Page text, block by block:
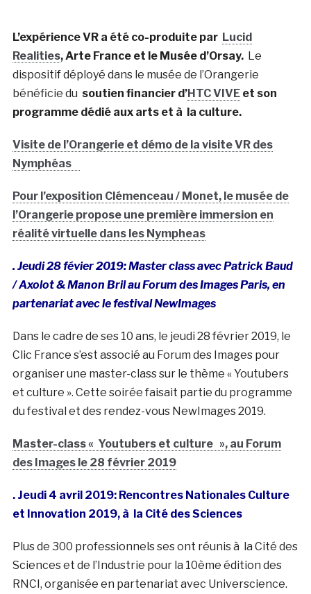
L’expérience VR a été co-produite par Lucid
Realities, Arte France et le Musée d’Orsay.Le
dispositif déployé dans le musée de l’Orangerie
bénéficie du soutien financier d’HTC VIVEet son
programme dédié aux arts et à la culture.
Visite de l’Orangerie et démo de la visite VR des
Nymphéas
Pour l’exposition Clémenceau / Monet, le musée de
l’Orangerie propose une première immersion en
réalité virtuelle dans les Nympheas
. Jeudi 28 févier 2019: Master class avec Patrick Baud
/ Axolot & Manon Bril au Forum des Images Paris, en
partenariat avec le festival NewImages
Dans le cadre de ses 10 ans, le jeudi 28 février 2019, le
Clic France s’est associé au Forum des Images pour
organiser une master-class sur le thème « Youtubers
et culture ». Cette soirée faisait partie du programme
du festival et des rendez-vous NewImages 2019.
Master-class « Youtubers et culture », au Forum
des Images le 28 février 2019
. Jeudi 4 avril 2019: Rencontres Nationales Culture
et Innovation 2019, à la Cité des Sciences
Plus de 300 professionnels ses ont réunis à la Cité des
Sciences et de l’Industrie pour la 10ème édition des
RNCI, organisée en partenariat avec Universcience.